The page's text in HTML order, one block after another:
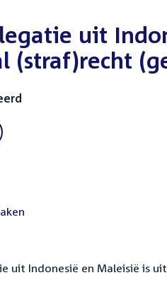
uit
(straf)recht
uit Indonesië en Maleisië is